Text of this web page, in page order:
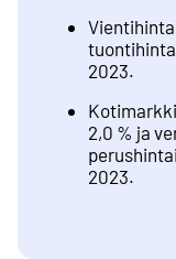
2023.
2,0 % ja
2023.